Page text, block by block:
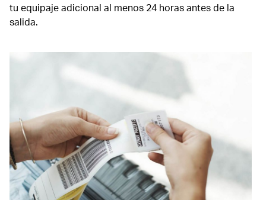
tu equipaje adicional al menos 24 horas antes de la
salida.